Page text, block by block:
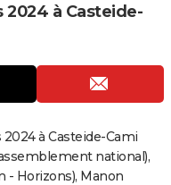
à Casteide-
à Casteide-Cami
national),
- Horizons), Manon